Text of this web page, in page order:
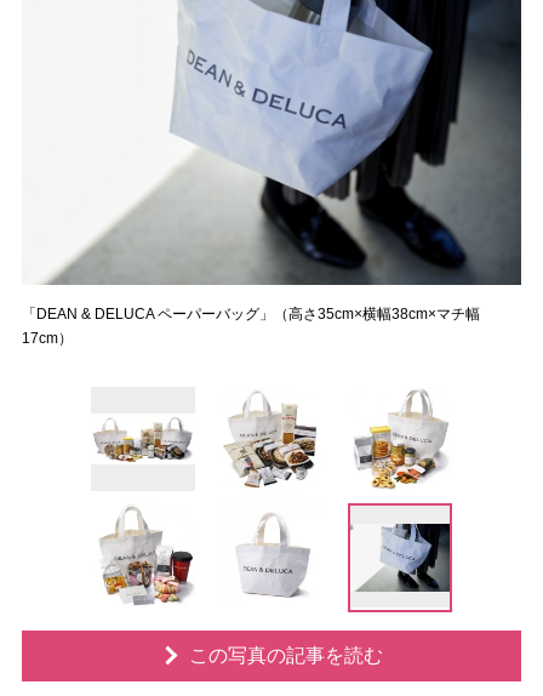
「DEAN & DELUCA ペーパーバッグ」（高さ35cm×横幅38cm×マチ幅
17cm）
この写真の記事を読む